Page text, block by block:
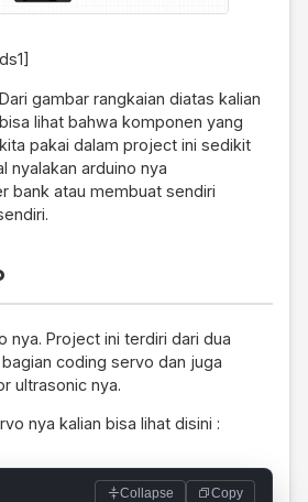
ds1]
Dari gambar rangkaian diatas kalian
bisa lihat bahwa komponen yang
kita pakai dalam project ini sedikit
nyalakan arduino nya
bank atau membuat sendiri
nya. Project ini terdiri dari dua
coding servo dan juga
ultrasonic nya.
nya kalian bisa lihat disini :
Collapse Copy